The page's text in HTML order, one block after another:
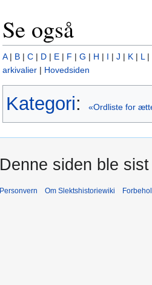
Se også
A| B | C | D | E | F | G | H | I | J | K | L|
arkivalier | Hovedsiden
Kategori: «Ordliste for
Denne siden ble
Personvern Om Slektshistoriewiki